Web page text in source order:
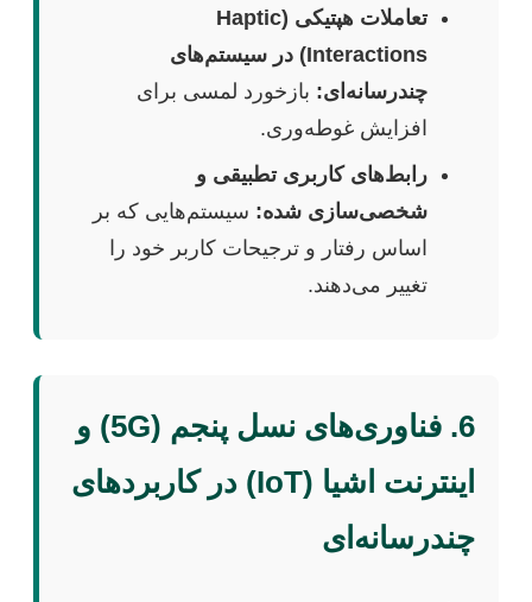
تعاملات هپتیکی (Haptic
Interactions) در سیستم‌های
چندرسانه‌ای: بازخورد لمسی برای
افزایش غوطه‌وری.
رابط‌های کاربری تطبیقی و
شخصی‌سازی شده: سیستم‌هایی که بر
اساس رفتار و ترجیحات کاربر خود را
تغییر می‌دهند.
6. فناوری‌های نسل پنجم (5G) و
اینترنت اشیا (IoT) در کاربردهای
چندرسانه‌ای